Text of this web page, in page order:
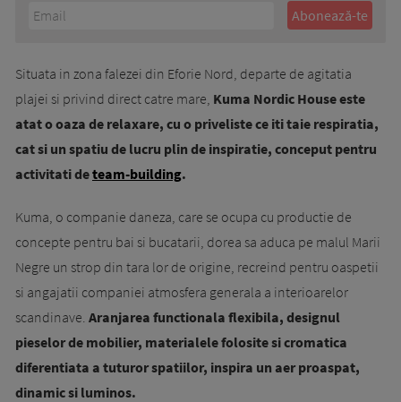
Situata in zona falezei din Eforie Nord, departe de agitatia
plajei si privind direct catre mare, Kuma Nordic House este
atat o oaza de relaxare, cu o priveliste ce iti taie respiratia,
cat si un spatiu de lucru plin de inspiratie, conceput pentru
activitati deteam-building.
Kuma, o companie daneza, care se ocupa cu productie de
concepte pentru bai si bucatarii, dorea sa aduca pe malul Marii
Negre un strop din tara lor de origine, recreind pentru oaspetii
si angajatii companiei atmosfera generala a interioarelor
scandinave. Aranjarea functionala flexibila, designul
pieselor de mobilier, materialele folosite si cromatica
diferentiata a tuturor spatiilor, inspira un aer proaspat,
dinamic si luminos.